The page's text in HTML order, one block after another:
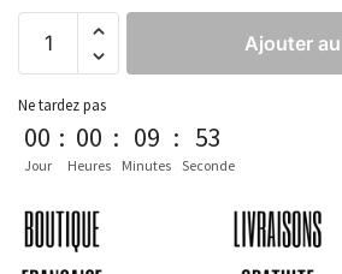
Ajouter
Ne tardez pas
00
Jour
: 00
Heures
: 09
Minutes
: 53
Seconde